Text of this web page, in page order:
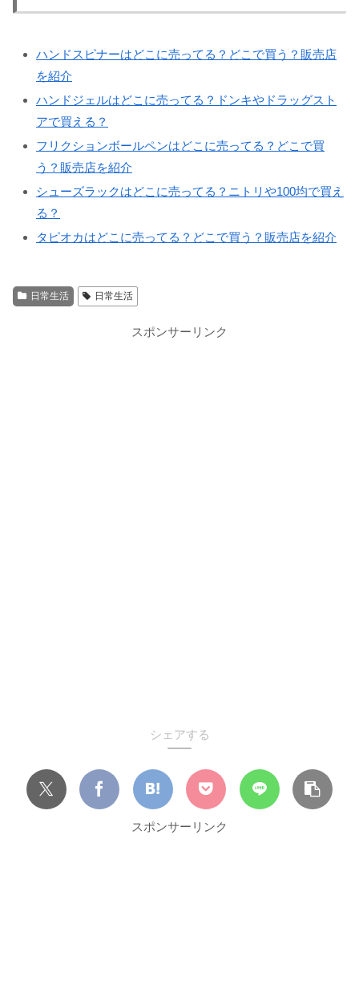
ハンドスピナーはどこに売ってる？どこで買う？販売店
を紹介
ハンドジェルはどこに売ってる？ドンキやドラッグスト
アで買える？
フリクションボールペンはどこに売ってる？どこで買
う？販売店を紹介
シューズラックはどこに売ってる？ニトリや100均で買え
る？
タピオカはどこに売ってる？どこで買う？販売店を紹介
日常生活 日常生活
スポンサーリンク
シェアする
スポンサーリンク